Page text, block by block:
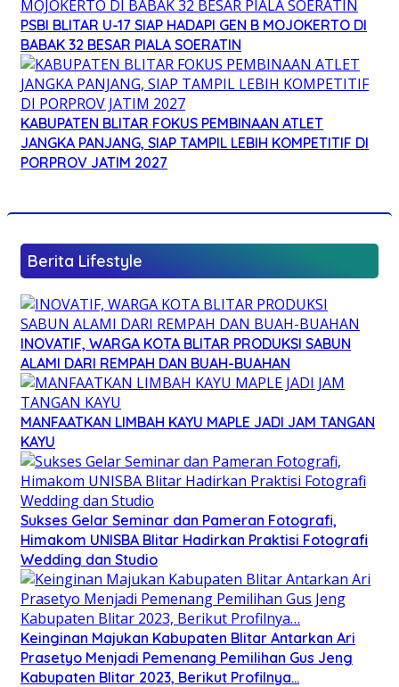
PSBI BLITAR U-17 SIAP HADAPI GEN B MOJOKERTO DI
BABAK 32 BESAR PIALA SOERATIN
KABUPATEN BLITAR FOKUS PEMBINAAN ATLET
JANGKA PANJANG, SIAP TAMPIL LEBIH KOMPETITIF DI
PORPROV JATIM 2027
Berita Lifestyle
INOVATIF, WARGA KOTA BLITAR PRODUKSI SABUN
ALAMI DARI REMPAH DAN BUAH-BUAHAN
MANFAATKAN LIMBAH KAYU MAPLE JADI JAM TANGAN
KAYU
Sukses Gelar Seminar dan Pameran Fotografi,
Himakom UNISBA Blitar Hadirkan Praktisi Fotografi
Wedding dan Studio
Keinginan Majukan Kabupaten Blitar Antarkan Ari
Prasetyo Menjadi Pemenang Pemilihan Gus Jeng
Kabupaten Blitar 2023, Berikut Profilnya…